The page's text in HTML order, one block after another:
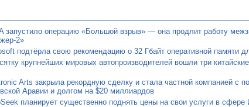
запустило операцию «Большой взрыв» — она продлит работу
2»
подтёрла свою рекомендацию о 32 Гбайт оперативной памяти
крупнейших мировых автопроизводителей вошли три
Arts закрыла рекордную сделку и стала частной компанией с
Аравии и долгом на $20 миллиардов
планирует существенно поднять цены на свои услуги в сфере